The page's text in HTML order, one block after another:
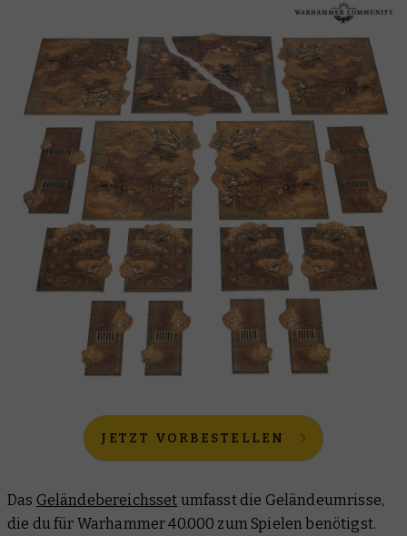
JETZT VORBESTELLEN
Das Geländebereichsset umfasst die Geländeumrisse,
die du für Warhammer 40.000 zum Spielen benötigst.